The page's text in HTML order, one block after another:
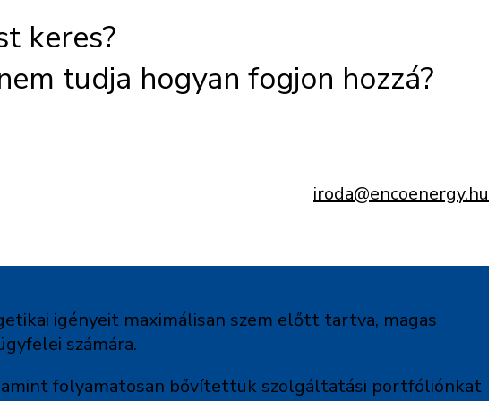
keres?
tudja hogyan fogjon hozzá?
iroda@encoenergy.hu
igényeit maximálisan szem előtt tartva, magas
számára.
folyamatosan bővítettük szolgáltatási portfóliónkat